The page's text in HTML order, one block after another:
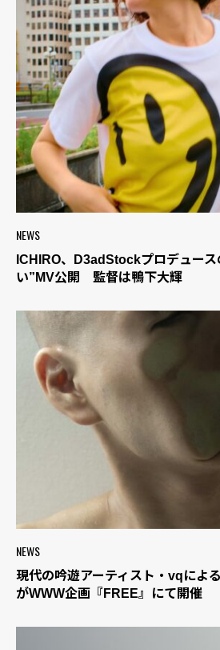
NEWS
ICHIRO、D3adStockプロデュー
い”MV公開 監督は鴨下大輝
NEWS
現代の吟遊アーティスト・vqによ
がWWW企画『FREE』にて開催